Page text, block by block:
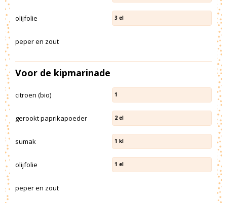
olijfolie 3 el
peper en zout
Voor de kipmarinade
citroen (bio) 1
gerookt paprikapoeder 2 el
sumak 1 kl
olijfolie 1 el
peper en zout